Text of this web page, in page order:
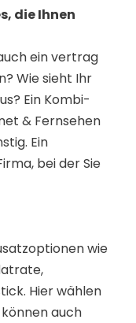
die Ihnen
ein vertrag
Wie sieht Ihr
Ein Kombi-
& Fernsehen
Ein
bei der Sie
wie
Hier wählen
können auch